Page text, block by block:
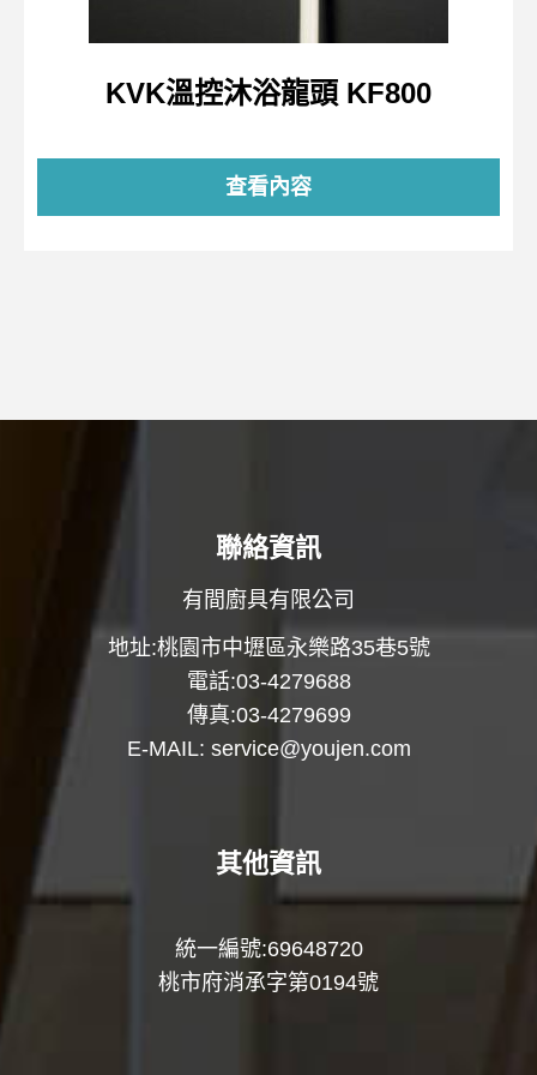
KVK溫控沐浴龍頭 KF800
查看內容
聯絡資訊
有間廚具有限公司
地址:桃園市中壢區永樂路35巷5號
電話:03-4279688
傳真:03-4279699
E-MAIL: service@youjen.com
其他資訊
統一編號:69648720
桃市府消承字第0194號